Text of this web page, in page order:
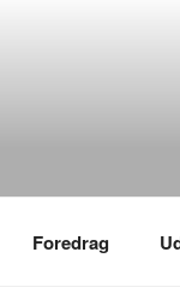
Foredrag